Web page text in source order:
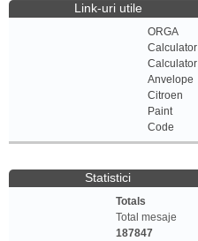
Link-uri utile
ORGA
Calculator
Calculator
Anvelope
Citroen
Paint
Code
Statistici
Totals
Total mesaje
187847